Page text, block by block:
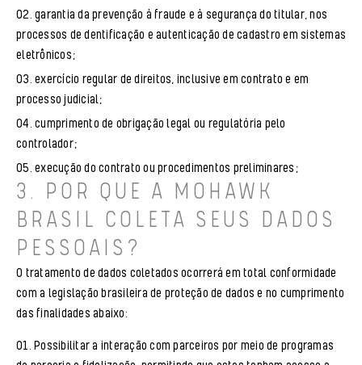
garantia da prevenção à fraude e à segurança do titular, nos
processos de dentificação e autenticação de cadastro em sistemas
eletrônicos;
exercício regular de direitos, inclusive em contrato e em
processo judicial;
cumprimento de obrigação legal ou regulatória pelo
controlador;
execução do contrato ou procedimentos preliminares;
3. POR QUE A MOHAWK
BRASIL COLETA SEUS DADOS
PESSOAIS?
O tratamento de dados coletados ocorrerá em total conformidade
com a legislação brasileira de proteção de dados e no cumprimento
das finalidades abaixo:
Possibilitar a interação com parceiros por meio de programas